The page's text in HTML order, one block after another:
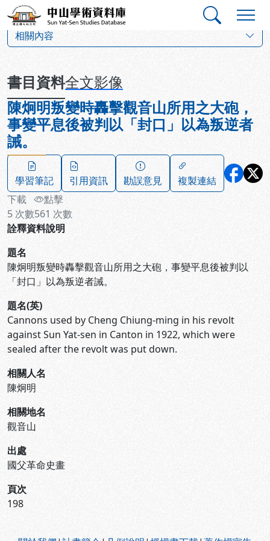
跳到主要內容
中山學術資料庫
相關內容
書目資料全文影像
陳炯明叛變時轟擊觀音山所用之大砲，
事變平息後被判以「封口」以為叛逆者
誡。
學習筆記 引用資訊 勘誤意見
複製連結
下載
5 次數
點擊
561 次數
詮釋資料說明
題名
陳炯明叛變時轟擊觀音山所用之大砲，事變平息後被判以
「封口」以為叛逆者誡。
題名(英)
Cannons used by Cheng Chiung-ming in his revolt
against Sun Yat-sen in Canton in 1922, which were
sealed after the revolt was put down.
相關人名
陳炯明
相關地名
觀音山
出處
國父革命史畫
頁次
198